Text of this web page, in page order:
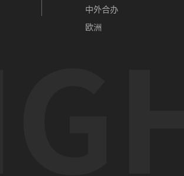
中外合办
欧洲